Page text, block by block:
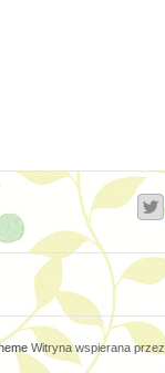
Witryna wspierana przez